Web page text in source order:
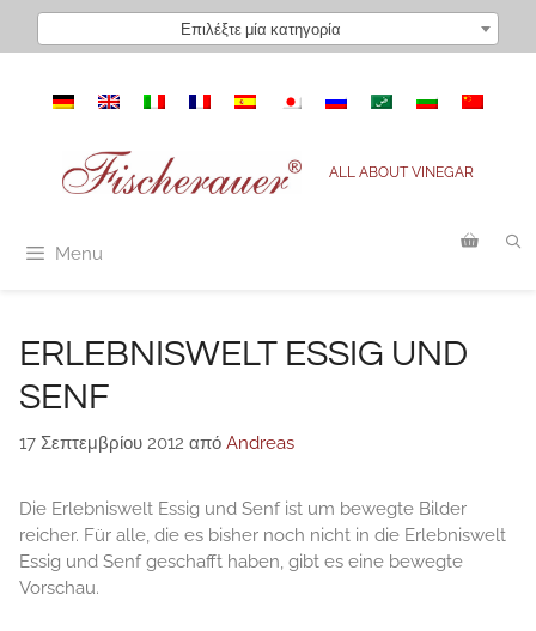
Μετάβαση
Επιλέξτε μία κατηγορία
ALL ABOUT VINEGAR
Menu
ERLEBNISWELT ESSIG UND
SENF
17 Σεπτεμβρίου 2012 από Andreas
Die Erlebniswelt Essig und Senf ist um bewegte Bilder
reicher. Für alle, die es bisher noch nicht in die Erlebniswelt
Essig und Senf geschafft haben, gibt es eine bewegte
Vorschau.